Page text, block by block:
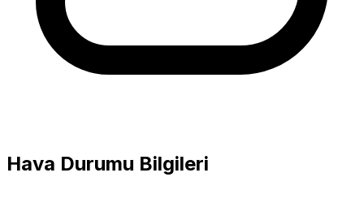
Hava Durumu Bilgileri